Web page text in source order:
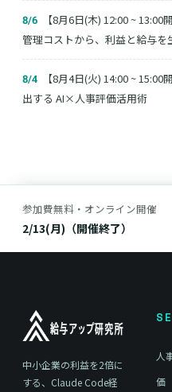
8/6
【8月6日(木) 12:00 ~
管理コストから、利益と給与
8/4
【8月4日(火) 14:00 ~
出する AI×人事評価活用術
参加費無料・オンライン開催
2/13(月)（開催終了）
中小企業の利益を2倍に
する、Claude Code経
人
価